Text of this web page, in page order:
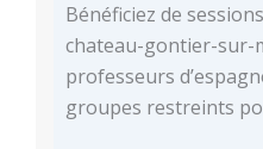
Bénéficiez de
chateau-gontier-sur-
professeurs
groupes restreints